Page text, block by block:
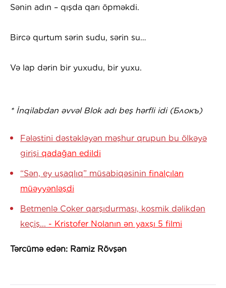
Sənin adın – qışda qarı öpməkdi.
Bircə qurtum sərin sudu, sərin su…
Və lap dərin bir yuxudu, bir yuxu.
* İnqilabdan əvvəl Blok adı beş hərfli idi (Блокъ)
Fələstini dəstəkləyən məşhur qrupun bu ölkəyə
girişi qadağan edildi
“Sən, ey uşaqlıq” müsabiqəsinin finalçıları
müəyyənləşdi
Betmenlə Coker qarşıdurması, kosmik dəlikdən
keçiş... - Kristofer Nolanın ən yaxşı 5 filmi
Tərcümə edən: Ramiz Rövşən